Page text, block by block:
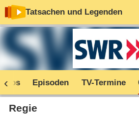
Tatsachen und Legenden
Infos Episoden TV-Termine
Regie